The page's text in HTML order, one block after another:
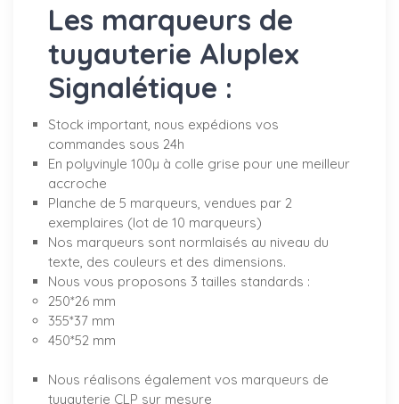
Les marqueurs de
tuyauterie Aluplex
Signalétique :
Stock important, nous expédions vos
commandes sous 24h
En polyvinyle 100µ à colle grise pour une meilleur
accroche
Planche de 5 marqueurs, vendues par 2
exemplaires (lot de 10 marqueurs)
Nos marqueurs sont normlaisés au niveau du
texte, des couleurs et des dimensions.
Nous vous proposons 3 tailles standards :
250*26 mm
355*37 mm
450*52 mm
Nous réalisons également vos marqueurs de
tuyauterie CLP sur mesure